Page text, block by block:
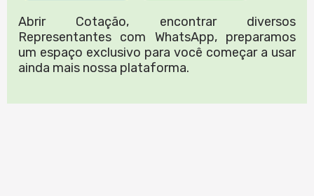
Abrir Cotação, encontrar diversos
Representantes com WhatsApp, preparamos
um espaço exclusivo para você começar a usar
ainda mais nossa plataforma.